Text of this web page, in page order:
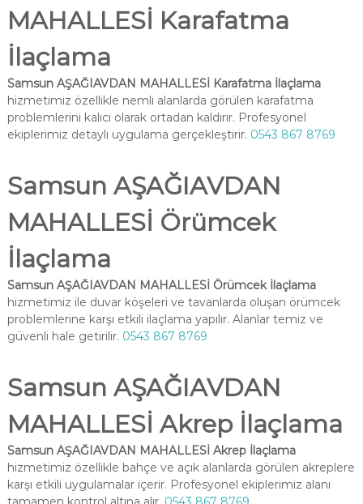
MAHALLESİ Karafatma
İlaçlama
Samsun AŞAĞIAVDAN MAHALLESİ Karafatma İlaçlama
hizmetimiz özellikle nemli alanlarda görülen karafatma
problemlerini kalıcı olarak ortadan kaldırır. Profesyonel
ekiplerimiz detaylı uygulama gerçekleştirir. 0543 867 8769
Samsun AŞAĞIAVDAN
MAHALLESİ Örümcek
İlaçlama
Samsun AŞAĞIAVDAN MAHALLESİ Örümcek İlaçlama
hizmetimiz ile duvar köşeleri ve tavanlarda oluşan örümcek
problemlerine karşı etkili ilaçlama yapılır. Alanlar temiz ve
güvenli hale getirilir. 0543 867 8769
Samsun AŞAĞIAVDAN
MAHALLESİ Akrep İlaçlama
Samsun AŞAĞIAVDAN MAHALLESİ Akrep İlaçlama
hizmetimiz özellikle bahçe ve açık alanlarda görülen akreplere
karşı etkili uygulamalar içerir. Profesyonel ekiplerimiz alanı